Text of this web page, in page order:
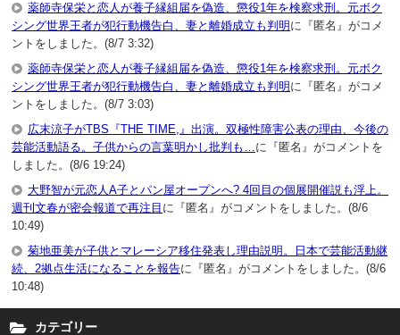
薬師寺保栄と恋人が養子縁組届を偽造、懲役1年を検察求刑。元ボク
シング世界王者が犯行動機告白、妻と離婚成立も判明 に『匿名』がコメ
ントをしました。(8/7 3:32)
薬師寺保栄と恋人が養子縁組届を偽造、懲役1年を検察求刑。元ボク
シング世界王者が犯行動機告白、妻と離婚成立も判明 に『匿名』がコメ
ントをしました。(8/7 3:03)
広末涼子がTBS『THE TIME,』出演。双極性障害公表の理由、今後の
芸能活動語る。子供からの言葉明かし批判も…に『匿名』がコメントを
しました。(8/6 19:24)
大野智が元恋人A子とパン屋オープンへ? 4回目の個展開催説も浮上。
週刊文春が密会報道で再注目 に『匿名』がコメントをしました。(8/6
10:49)
菊地亜美が子供とマレーシア移住発表し理由説明。日本で芸能活動継
続、2拠点生活になることを報告に『匿名』がコメントをしました。(8/6
10:48)
カテゴリー